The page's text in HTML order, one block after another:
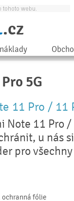
.cz
5G
11 Pro / 11
Note 11 Pro
u nás
pro
ochranná fólie